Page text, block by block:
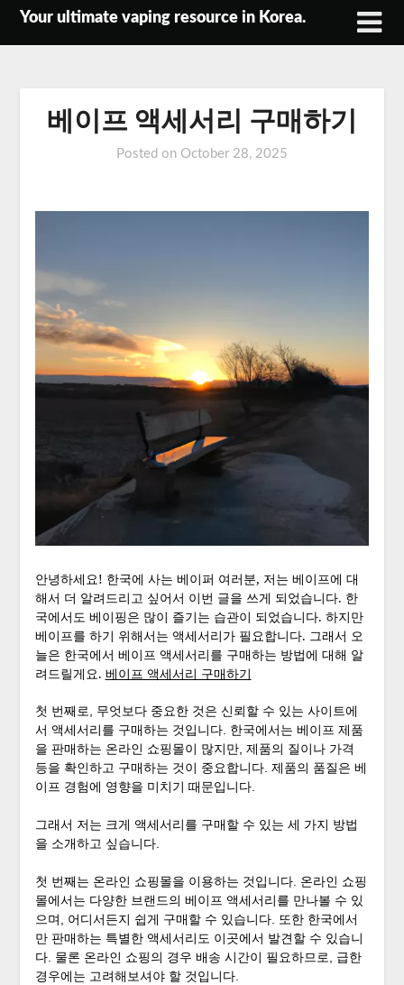
SkipYour ultimate vaping resource in Korea.
베이프 액세서리 구매하기
Posted on October 28, 2025
안녕하세요! 한국에 사는 베이퍼 여러분, 저는 베이프에 대
해서 더 알려드리고 싶어서 이번 글을 쓰게 되었습니다. 한
국에서도 베이핑은 많이 즐기는 습관이 되었습니다. 하지만
베이프를 하기 위해서는 액세서리가 필요합니다. 그래서 오
늘은 한국에서 베이프 액세서리를 구매하는 방법에 대해 알
려드릴게요. 베이프 액세서리 구매하기
첫 번째로, 무엇보다 중요한 것은 신뢰할 수 있는 사이트에
서 액세서리를 구매하는 것입니다. 한국에서는 베이프 제품
을 판매하는 온라인 쇼핑몰이 많지만, 제품의 질이나 가격
등을 확인하고 구매하는 것이 중요합니다. 제품의 품질은 베
이프 경험에 영향을 미치기 때문입니다.
그래서 저는 크게 액세서리를 구매할 수 있는 세 가지 방법
을 소개하고 싶습니다.
첫 번째는 온라인 쇼핑몰을 이용하는 것입니다. 온라인 쇼핑
몰에서는 다양한 브랜드의 베이프 액세서리를 만나볼 수 있
으며, 어디서든지 쉽게 구매할 수 있습니다. 또한 한국에서
만 판매하는 특별한 액세서리도 이곳에서 발견할 수 있습니
다. 물론 온라인 쇼핑의 경우 배송 시간이 필요하므로, 급한
경우에는 고려해보셔야 할 것입니다.